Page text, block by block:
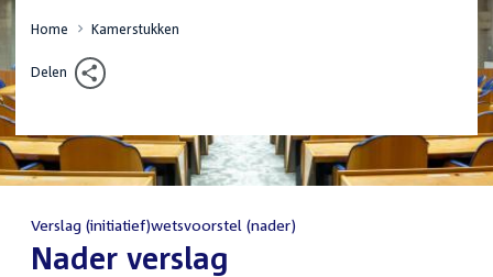
Home Kamerstukken
Delen
Verslag (initiatief)wetsvoorstel (nader)
:Nader verslag